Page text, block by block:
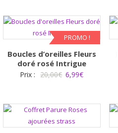
était :
20,00€.
est :
6,99€.
PROMO !
Boucles d’oreilles Fleurs
doré rosé Intrigue
Prix : 20,00€ Le
était :
20,00€.
6,99€Le
est :